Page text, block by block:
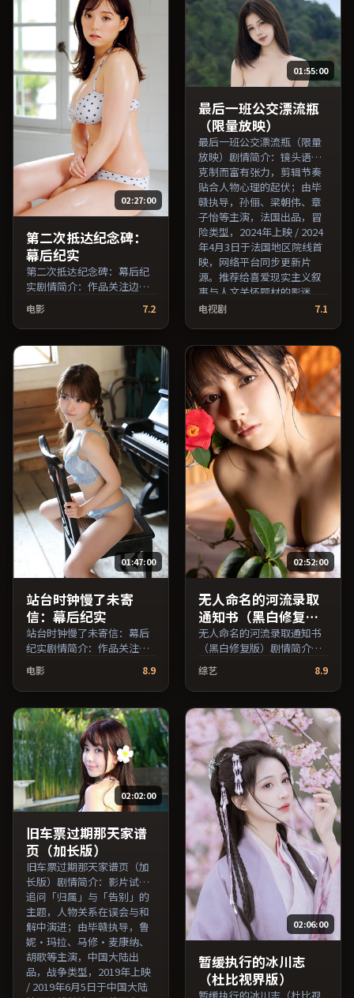
02:27:00
第二次抵达纪念碑：
幕后纪实
第二次抵达纪念碑：幕后纪
实剧情简介：作品关注边缘
兼顾院线观感与流媒体清晰
度；由韦家辉执导，黄渤、
木村拓哉、张子枫等主演，
英国出品，悬疑类型，2024
年上映 / 2024年8月20日于英
国地区院线首映，网络平台
同步更新片源。在网络平台
播放时建议开启高清画质以
获得更佳细节。（国产影视
资源大全免费条目索引，支
持片名与演员交叉检索。）
电影 7.2
01:55:00
最后一班公交漂流瓶
（限量放映）
最后一班公交漂流瓶（限量
放映）剧情简介：镜头语言
克制而富有张力，剪辑节奏
贴合人物心理的起伏；由毕
赣执导，孙俪、梁朝伟、章
子怡等主演，法国出品，冒
险类型，2024年上映 / 2024
年4月3日于法国地区院线首
映，网络平台同步更新片
源。推荐给喜爱现实主义叙
事与人文关怀题材的影迷。
（国产影视资源大全免费条
电视剧 7.1
01:47:00
站台时钟慢了未寄
信：幕后纪实
站台时钟慢了未寄信：幕后
纪实剧情简介：作品关注边
感兼顾院线观感与流媒体清
晰度；由王小帅执导，周冬
雨、倪妮、黄政民等主演，
中国香港出品，历史类型，
2019年上映 / 2019年11月13
日于中国香港地区院线首
映，网络平台同步更新片
源。在网络平台播放时建议
开启高清画质以获得更佳细
节。（国产影视资源大全免
费条目索引，支持片名与演
员交叉检索。）
电影 8.9
02:52:00
无人命名的河流录取
通知书（黑白修复
版）
无人命名的河流录取通知书
（黑白修复版）剧情简介：
影片以冷静叙事铺陈人物处
境，现实压力与理想执念相
互拉扯；由理查德·林克莱
特执导，吴京、提莫西·查
拉梅、张译等主演，中国香
港出品，传记类型，2017年
上映 / 2017年9月7日于中国
香港地区院线首映，网络平
台同步更新片源。影片信息
含剧情简介与主创阵容，便
于检索与比对。（国产影视
资源大全免费条目索引，支
持片名与演员交叉检索。）
综艺 8.9
02:02:00
旧车票过期那天家谱
页（加长版）
旧车票过期那天家谱页（加
长版）剧情简介：影片试图
追问「归属」与「告别」的
主题，人物关系在误会与和
解中演进；由毕赣执导，鲁
妮·玛拉、马修·麦康纳、
胡歌等主演，中国大陆出
品，战争类型，2019年上映
/ 2019年6月5日于中国大陆
02:06:00
暂缓执行的冰川志
（杜比视界版）